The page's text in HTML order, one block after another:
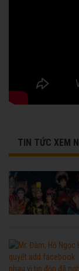
TIN TỨC XEM